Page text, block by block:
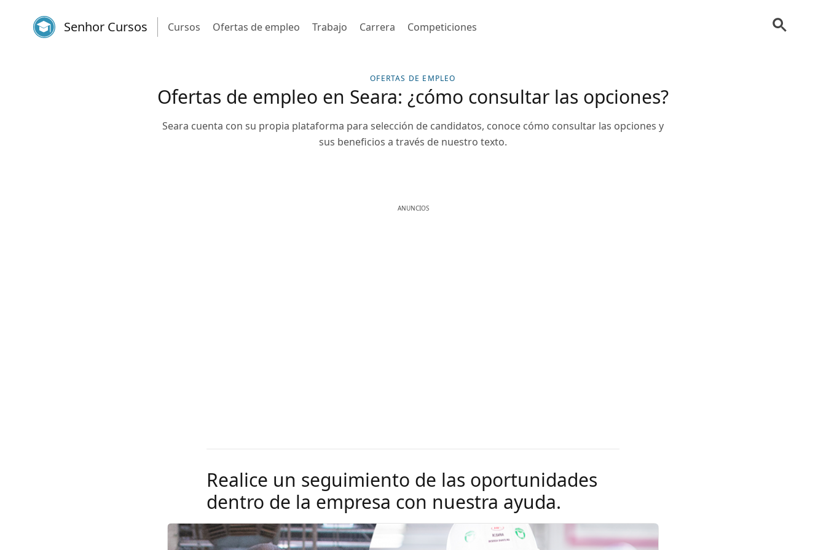
Senhor Cursos Cursos Ofertas de empleo Trabajo Carrera Competiciones
OFERTAS DE EMPLEO
Ofertas de empleo en Seara: ¿cómo consultar las opciones?
Seara cuenta con su propia plataforma para selección de candidatos, conoce cómo consultar las opciones y
sus beneficios a través de nuestro texto.
ANUNCIOS
Realice un seguimiento de las oportunidades
dentro de la empresa con nuestra ayuda.